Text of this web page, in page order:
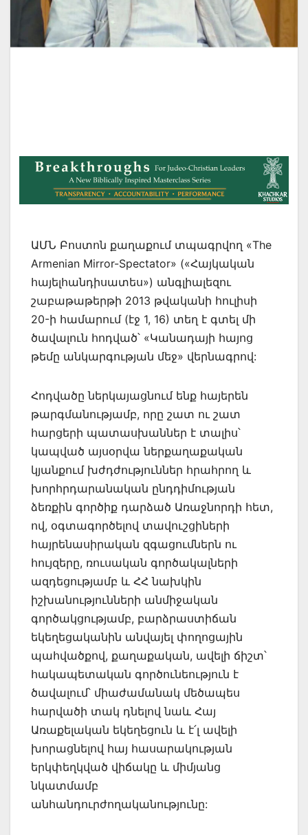
ԱՄՆ Բոստոն քաղաքում տպագրվող «The
Armenian Mirror-Spectator» («Հայկական
հայելհանդիսատես») անգլիալեզու
շաբաթաթերթի 2013 թվականի հուլիսի
20-ի համարում (էջ 1, 16) տեղ է գտել մի
ծավալուն հոդված՝ «Կանադայի հայոց
թեմը անկարգության մեջ» վերնագրով:
Հոդվածը ներկայացնում ենք հայերեն
թարգմանությամբ, որը շատ ու շատ
հարցերի պատասխաններ է տալիս՝
կապված այսօրվա ներքաղաքական
կյանքում խժդժություններ հրահրող և
խորհրդարանական ընդդիմության
ձեռքին գործիք դարձած Առաջնորդի հետ,
ով, օգտագործելով տավուշցիների
հայրենասիրական զգացումներն ու
հույզերը, ռուսական գործակալների
ազդեցությամբ և ՀՀ նախկին
իշխանությունների անմիջական
գործակցությամբ, բարձրաստիճան
եկեղեցականին անվայել փողոցային
պահվածքով, քաղաքական, ավելի ճիշտ՝
հակապետական գործունեություն է
ծավալում՝ միաժամանակ մեծապես
հարվածի տակ դնելով նաև Հայ
Առաքելական եկեղեցուն և է՛լ ավելի
խորացնելով հայ հասարակության
երկփեղկված վիճակը և միմյանց
նկատմամբ
անհանդուրժողականությունը: